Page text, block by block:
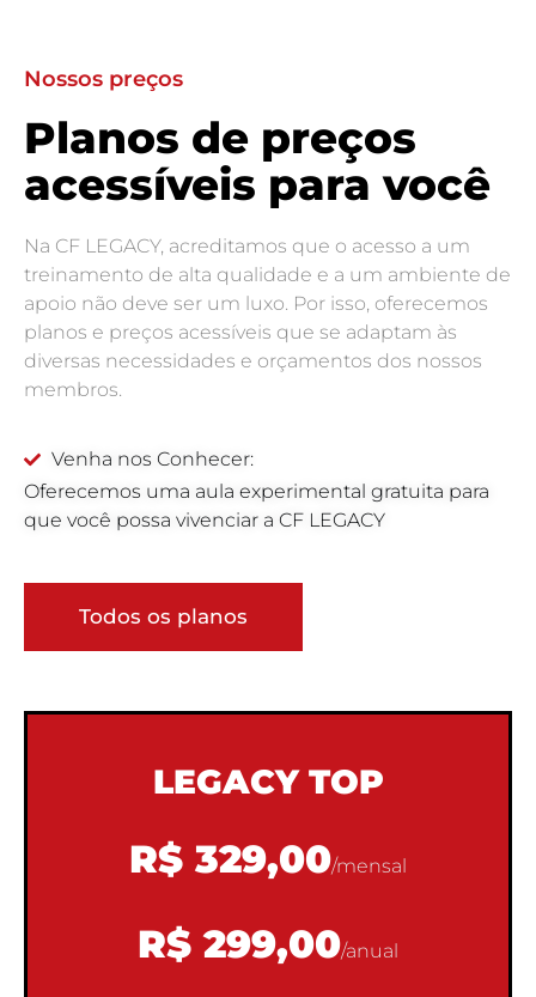
Nossos preços
Planos de preços
acessíveis para você
Na CF LEGACY, acreditamos que o acesso a um
treinamento de alta qualidade e a um ambiente de
apoio não deve ser um luxo. Por isso, oferecemos
planos e preços acessíveis que se adaptam às
diversas necessidades e orçamentos dos nossos
membros.
Venha nos Conhecer:
Oferecemos uma aula experimental gratuita para
que você possa vivenciar a CF LEGACY
Todos os planos
LEGACY TOP
R$ 329,00/mensal
R$ 299,00/anual